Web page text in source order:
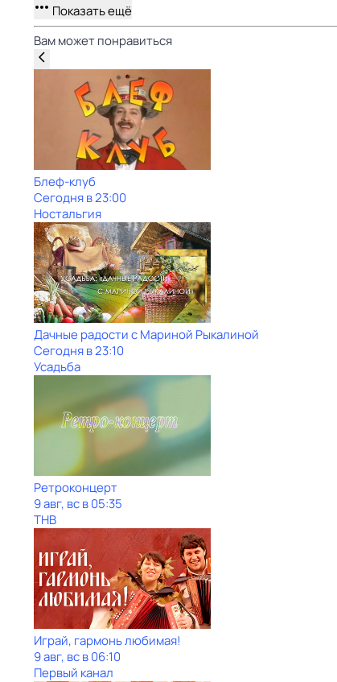
Показать ещё
Вам может понравиться
Блеф-клуб
Сегодня в 23:00
Ностальгия
Дачные радости с Мариной Рыкалиной
Сегодня в 23:10
Усадьба
Ретроконцерт
9 авг, вс в 05:35
ТНВ
Играй, гармонь любимая!
9 авг, вс в 06:10
Первый канал